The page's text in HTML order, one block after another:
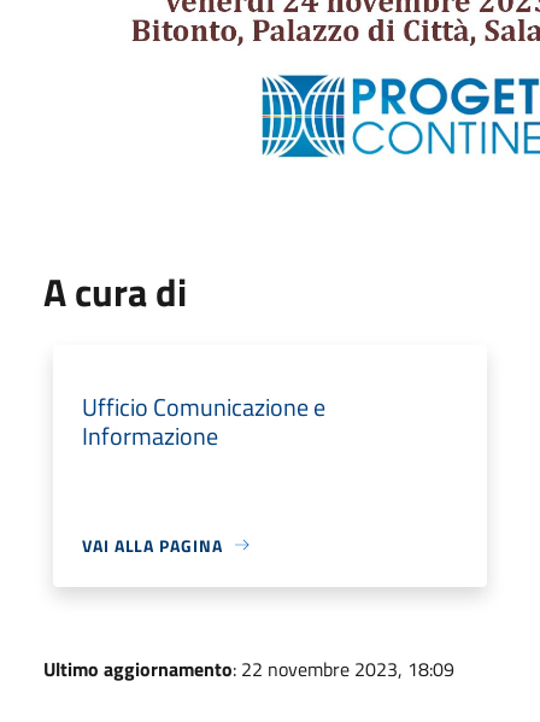
A cura di
Ufficio Comunicazione e
Informazione
VAI ALLA PAGINA
Ultimo aggiornamento: 22 novembre 2023, 18:09